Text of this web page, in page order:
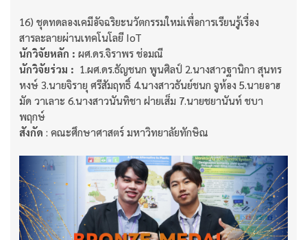
16) ชุดทดลองเคมีอัจฉริยะนวัตกรรมใหม่เพื่อการเรียนรู้เรื่อง
สารละลายผ่านเทคโนโลยี IoT
นักวิจัยหลัก : ผศ.ดร.จิราพร ช่อมณี​​​​​​​
นักวิจัยร่วม : ​​​​​​​ 1.ผศ.ดร.ธัญชนก พูนศิลป์ 2.นางสาวฐานิกา สุนทร
หงษ์ 3.นายจิรายุ ศรีสัมฤทธิ์ 4.นางสาวธันย์ชนก จูห้อง 5.นายอาฮ
มัด วาเลาะ 6.นางสาวนันทิชา ฝายเส็ม 7.นายชยานันท์ ชบา
พฤกษ์
สังกัด : คณะศึกษาศาสตร์ มหาวิทยาลัยทักษิณ